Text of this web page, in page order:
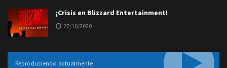
¡Crisis en Blizzard Entertainment!
27/10/2020
Reproduciendo actualmente